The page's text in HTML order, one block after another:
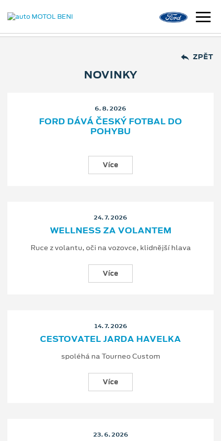
ZPĚT
NOVINKY
6. 8. 2026
FORD DÁVÁ ČESKÝ FOTBAL DO
POHYBU
Více
24. 7. 2026
WELLNESS ZA VOLANTEM
Ruce z volantu, oči na vozovce, klidnější hlava
Více
14. 7. 2026
CESTOVATEL JARDA HAVELKA
spoléhá na Tourneo Custom
Více
23. 6. 2026